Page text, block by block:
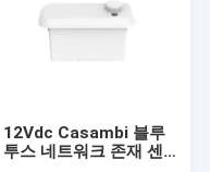
12Vdc Casambi 블루
투스 네트워크 존재 센